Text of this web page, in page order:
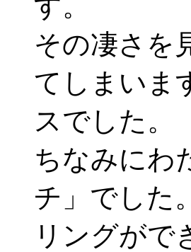
す。
その凄さを
てしまいま
スでした。
ちなみにわ
チ」でした
リングがで